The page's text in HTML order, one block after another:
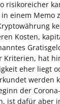
risikoreicher
einem Memo
Kosten,
Kriterien, hat
eher liegt
werden
der
ist dafür aber